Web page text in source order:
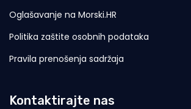
Oglašavanje na Morski.HR
Politika zaštite osobnih podataka
Pravila prenošenja sadržaja
Kontaktirajte nas